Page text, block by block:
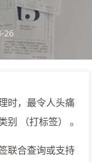
26
时，最令人头痛
（打标签） 。
联合查询或支持